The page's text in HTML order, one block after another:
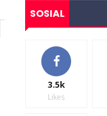
SOSIAL
3.5k
Likes